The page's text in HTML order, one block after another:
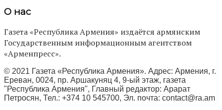
О нас
Газета «Республика Армения» издаётся армянским
Государственным информационным агентством
«Арменпресс».
© 2021 Газета «Республика Армения». Адрес: Армения, г.
Ереван, 0024, пр. Аршакуняц 4, 9-ый этаж, газета
"Республика Армения", Главный редактор: Арарат
Петросян, Тел.: +374 10 545700, Эл. почта: contact@ra.am